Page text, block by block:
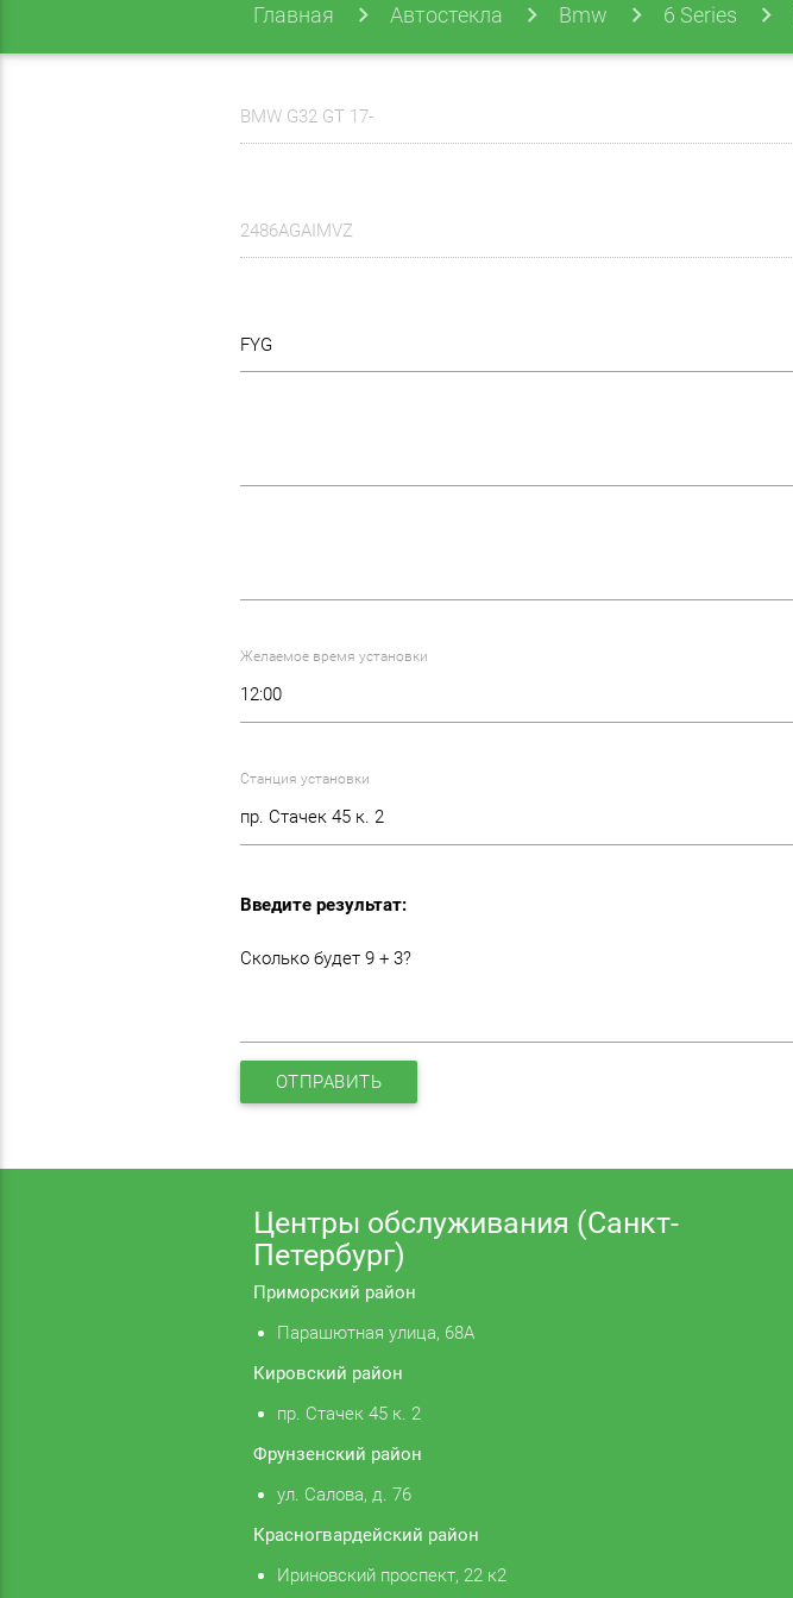
Главная Автостекла Bmw 6 Series
Желаемое время установки
Станция установки
Введите результат:
Сколько будет 9 + 3?
ОТПРАВИТЬ
Центры обслуживания (Санкт-
Петербург)
Приморский район
Парашютная улица, 68А
Кировский район
пр. Стачек 45 к. 2
Фрунзенский район
ул. Салова, д. 76
Красногвардейский район
Ириновский проспект, 22 к2